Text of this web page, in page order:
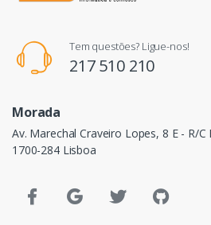
Tem questões? Ligue-nos!
217 510 210
Morada
Av. Marechal Craveiro Lopes, 8 E - R/C
1700-284 Lisboa